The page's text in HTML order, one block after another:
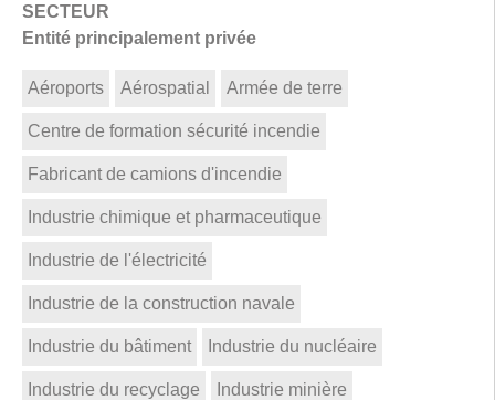
SECTEUR
Entité principalement privée
Aéroports Aérospatial Armée de terre
Centre de formation sécurité incendie
Fabricant de camions d'incendie
Industrie chimique et pharmaceutique
Industrie de l'électricité
Industrie de la construction navale
Industrie du bâtiment Industrie du nucléaire
Industrie du recyclage Industrie minière